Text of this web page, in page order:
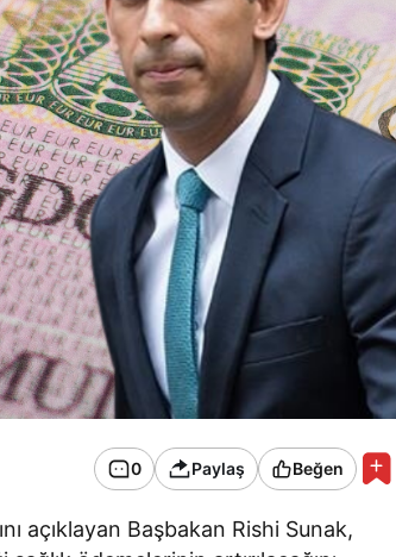
0 Paylaş Beğen
açıklayan Başbakan Rishi Sunak,